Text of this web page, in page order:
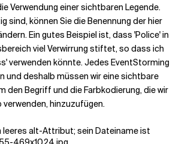
Verwendung einer sichtbaren Legende.
sind, können Sie die Benennung der hier
Ein gutes Beispiel ist, dass 'Police' in
viel Verwirrung stiftet, so dass ich
verwenden könnte. Jedes EventStorming
und deshalb müssen wir eine sichtbare
den Begriff und die Farbkodierung, die wir
hinzuzufügen.